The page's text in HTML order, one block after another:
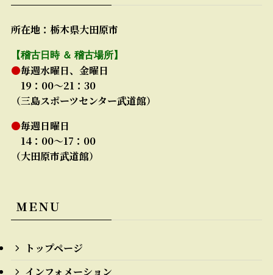
所在地：栃木県大田原市
【稽古日時 ＆ 稽古場所】
●毎週水曜日、金曜日
19：00～21：30
（三島スポーツセンター武道館）
●毎週日曜日
14：00～17：00
（大田原市武道館）
ＭＥＮＵ
トップページ
インフォメーション